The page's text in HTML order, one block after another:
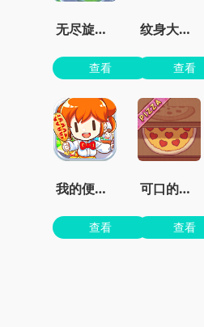
无尽旋转模拟器
查看
纹身大师墨水颜色
查看
我的便利店红包版
查看
可口的披萨美味的披萨无限金币无限钻石版
查看